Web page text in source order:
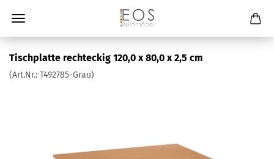
Tischplatte rechteckig 120,0 x 80,0 x 2,5 cm
(Art.Nr.: T492785-Grau)